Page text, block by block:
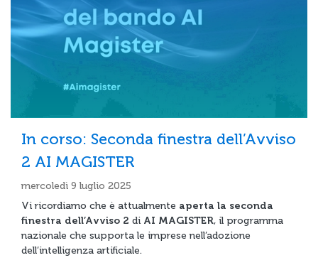
In corso: Seconda finestra dell’Avviso
2 AI MAGISTER
mercoledì 9 luglio 2025
Vi ricordiamo che è attualmente aperta la seconda
finestra dell’Avviso 2 di AI MAGISTER, il programma
nazionale che supporta le imprese nell’adozione
dell’intelligenza artificiale.